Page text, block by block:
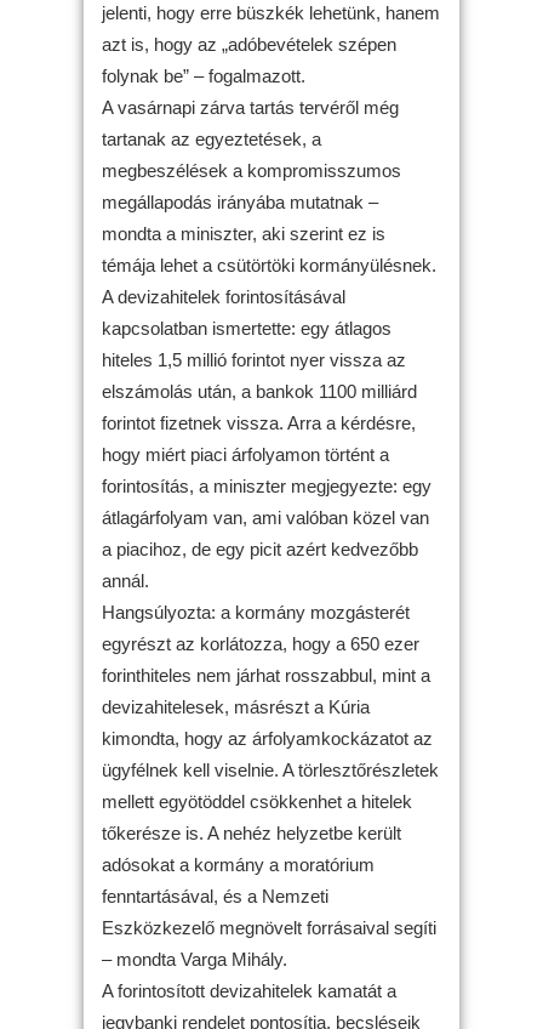
jelenti, hogy erre büszkék lehetünk, hanem
azt is, hogy az „adóbevételek szépen
folynak be” – fogalmazott.
A vasárnapi zárva tartás tervéről még
tartanak az egyeztetések, a
megbeszélések a kompromisszumos
megállapodás irányába mutatnak –
mondta a miniszter, aki szerint ez is
témája lehet a csütörtöki kormányülésnek.
A devizahitelek forintosításával
kapcsolatban ismertette: egy átlagos
hiteles 1,5 millió forintot nyer vissza az
elszámolás után, a bankok 1100 milliárd
forintot fizetnek vissza. Arra a kérdésre,
hogy miért piaci árfolyamon történt a
forintosítás, a miniszter megjegyezte: egy
átlagárfolyam van, ami valóban közel van
a piacihoz, de egy picit azért kedvezőbb
annál.
Hangsúlyozta: a kormány mozgásterét
egyrészt az korlátozza, hogy a 650 ezer
forinthiteles nem járhat rosszabbul, mint a
devizahitelesek, másrészt a Kúria
kimondta, hogy az árfolyamkockázatot az
ügyfélnek kell viselnie. A törlesztőrészletek
mellett egyötöddel csökkenhet a hitelek
tőkerésze is. A nehéz helyzetbe került
adósokat a kormány a moratórium
fenntartásával, és a Nemzeti
Eszközkezelő megnövelt forrásaival segíti
– mondta Varga Mihály.
A forintosított devizahitelek kamatát a
jegybanki rendelet pontosítja, becsléseik